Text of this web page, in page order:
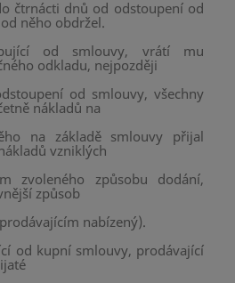
čtrnácti dnů od odstoupení od
něho obdržel.
od smlouvy, vrátí mu
odkladu, nejpozději
od smlouvy, všechny
nákladů na
na základě smlouvy přijal
vzniklých
zvoleného způsobu dodání,
způsob
nabízený).
od kupní smlouvy, prodávající